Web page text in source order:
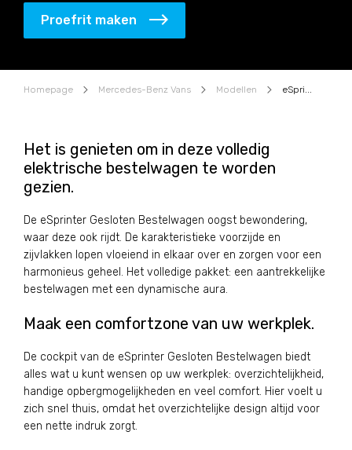
Proefrit maken
Homepage Mercedes-Benz Vans Modellen eSprinter Gesloten Bestelwagen
Het is genieten om in deze volledig
elektrische bestelwagen te worden
gezien.
De eSprinter Gesloten Bestelwagen oogst bewondering,
waar deze ook rijdt. De karakteristieke voorzijde en
zijvlakken lopen vloeiend in elkaar over en zorgen voor een
harmonieus geheel. Het volledige pakket: een aantrekkelijke
bestelwagen met een dynamische aura.
Maak een comfortzone van uw werkplek.
De cockpit van de eSprinter Gesloten Bestelwagen biedt
alles wat u kunt wensen op uw werkplek: overzichtelijkheid,
handige opbergmogelijkheden en veel comfort. Hier voelt u
zich snel thuis, omdat het overzichtelijke design altijd voor
een nette indruk zorgt.